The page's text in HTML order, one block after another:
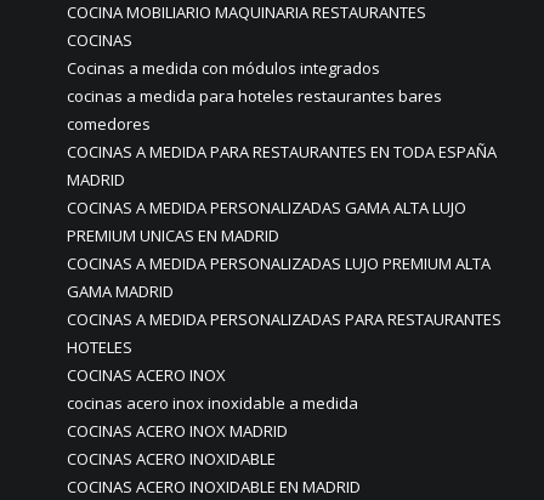
COCINA MOBILIARIO MAQUINARIA RESTAURANTES
COCINAS
Cocinas a medida con módulos integrados
cocinas a medida para hoteles restaurantes bares
comedores
COCINAS A MEDIDA PARA RESTAURANTES EN TODA ESPAÑA
MADRID
COCINAS A MEDIDA PERSONALIZADAS GAMA ALTA LUJO
PREMIUM UNICAS EN MADRID
COCINAS A MEDIDA PERSONALIZADAS LUJO PREMIUM ALTA
GAMA MADRID
COCINAS A MEDIDA PERSONALIZADAS PARA RESTAURANTES
HOTELES
COCINAS ACERO INOX
cocinas acero inox inoxidable a medida
COCINAS ACERO INOX MADRID
COCINAS ACERO INOXIDABLE
COCINAS ACERO INOXIDABLE EN MADRID